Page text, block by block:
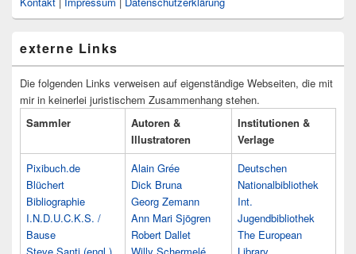
externe Links
Die folgenden Links verweisen auf eigenständige Webseiten, die mit
mir in keinerlei juristischem Zusammenhang stehen.
Sammler
Autoren &
Illustratoren
Institutionen &
Verlage
Pixibuch.de
Blüchert
Bibliographie
I.N.D.U.C.K.S. /
Bause
Alain Grée
Dick Bruna
Georg Zemann
Ann Mari Sjögren
Robert Dallet
Deutschen
Nationalbibliothek
Int.
Jugendbibliothek
The European